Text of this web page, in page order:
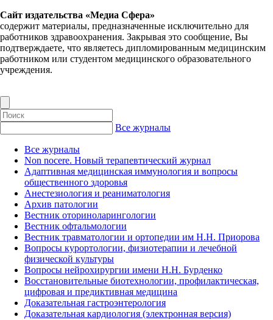
Сайт издательства «Медиа Сфера»
содержит материалы, предназначенные исключительно для
работников здравоохранения. Закрывая это сообщение, Вы
подтверждаете, что являетесь дипломированным медицинским
работником или студентом медицинского образовательного
учреждения.
Все журналы
Все журналы
Non nocere. Новый терапевтический журнал
Адаптивная медицинская иммунология и вопросы
общественного здоровья
Анестезиология и реаниматология
Архив патологии
Вестник оториноларингологии
Вестник офтальмологии
Вестник травматологии и ортопедии им Н.Н. Приорова
Вопросы курортологии, физиотерапии и лечебной
физической культуры
Вопросы нейрохирургии имени Н.Н. Бурденко
Восстановительные биотехнологии, профилактическая,
цифровая и предиктивная медицина
Доказательная гастроэнтерология
Доказательная кардиология (электронная версия)